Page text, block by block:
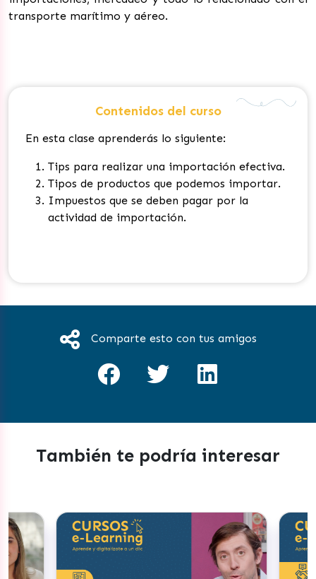
transporte marítimo y aéreo.
Contenidos del curso
En esta clase aprenderás lo siguiente:
Tips para realizar una importación efectiva.
Tipos de productos que podemos importar.
Impuestos que se deben pagar por la
actividad de importación.
Comparte esto con tus amigos
También te podría interesar